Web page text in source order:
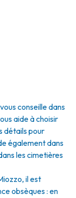
conseille dans
aide à choisir
détails pour
également dans
les cimetières
il est
obsèques : en